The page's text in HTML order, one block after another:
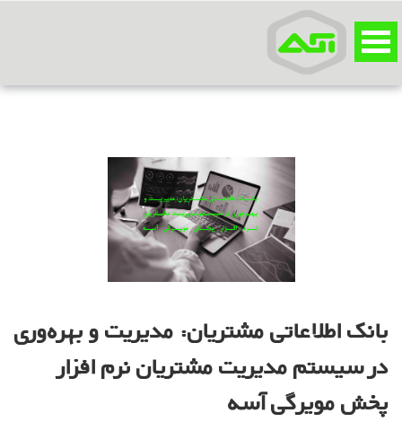
بانک اطلاعاتی مشتریان: مدیریت و بهره‌وری
در سیستم مدیریت مشتریان نرم افزار
پخش مویرگی آسه